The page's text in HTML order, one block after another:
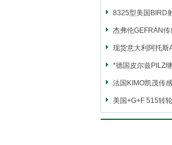
8325型美国BIRD
格
杰弗伦GEFRAN
料
现货意大利阿托斯
*德国皮尔兹PILZ
法国KIMO凯茂传
美国+G+F 515转